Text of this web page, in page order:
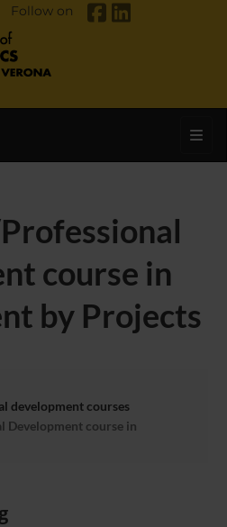
Follow on
course in
by Projects
development courses
Development course in